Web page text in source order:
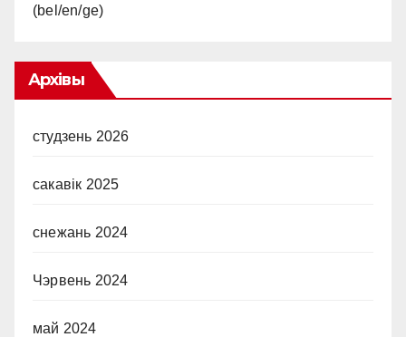
(bel/en/ge)
Архівы
студзень 2026
сакавік 2025
снежань 2024
Чэрвень 2024
май 2024